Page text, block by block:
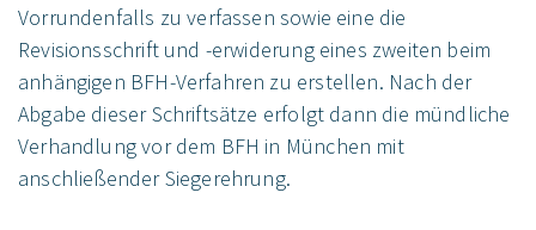
Vorrundenfalls zu verfassen sowie eine die
Revisionsschrift und -erwiderung eines zweiten beim
anhängigen BFH-Verfahren zu erstellen. Nach der
Abgabe dieser Schriftsätze erfolgt dann die mündliche
Verhandlung vor dem BFH in München mit
anschließender Siegerehrung.